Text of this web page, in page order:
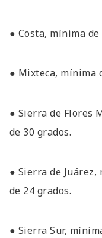
● Costa, mínima
● Mixteca, mínima
● Sierra de Flores
de 30 grados.
● Sierra de Juárez,
de 24 grados.
● Sierra Sur,